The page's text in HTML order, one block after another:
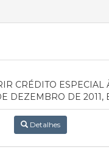
CRÉDITO
DEZEMBRO DE
Detalhes